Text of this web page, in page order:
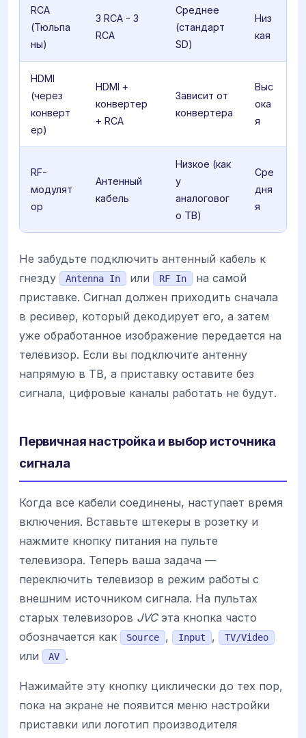
RCA
(Тюльпа
ны)
3 RCA - 3
RCA
Среднее
(стандарт
SD)
Низ
кая
HDMI
(через
конверт
ер)
HDMI +
конвертер
+ RCA
Зависит от
конвертера
Выс
ока
я
RF-
модулят
ор
Антенный
кабель
Низкое (как
у
аналоговог
о ТВ)
Сре
дня
я
Не забудьте подключить антенный кабель к
гнезду
Antenna In или RF In
на самой
приставке. Сигнал должен приходить сначала
в ресивер, который декодирует его, а затем
уже обработанное изображение передается на
телевизор. Если вы подключите антенну
напрямую в ТВ, а приставку оставите без
сигнала, цифровые каналы работать не будут.
Первичная настройка и выбор источника
сигнала
Когда все кабели соединены, наступает время
включения. Вставьте штекеры в розетку и
нажмите кнопку питания на пульте
телевизора. Теперь ваша задача —
переключить телевизор в режим работы с
внешним источником сигнала. На пультах
старых телевизоров JVCэта кнопка часто
обозначается как
Source , Input , TV/Video
или AV .
Нажимайте эту кнопку циклически до тех пор,
пока на экране не появится меню настройки
приставки или логотип производителя